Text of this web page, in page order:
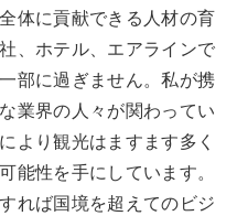
体に貢献できる人材の育
、ホテル、エアラインで
部に過ぎません。私が携
業界の人々が関わってい
より観光はますます多く
能性を手にしています。
れば国境を超えてのビジ